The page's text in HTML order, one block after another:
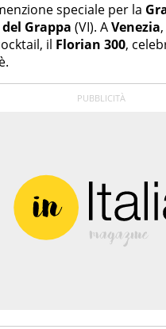
speciale per la
Grappa (VI). AVenezia
il Florian 300,